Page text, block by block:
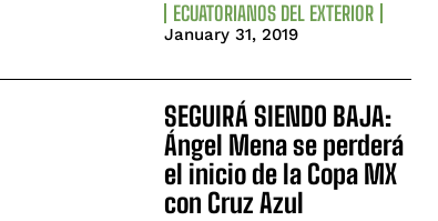
ECUATORIANOS DEL EXTERIOR
January 31, 2019
SEGUIRÁ SIENDO BAJA:
Ángel Mena se perderá
el inicio de la Copa MX
con Cruz Azul